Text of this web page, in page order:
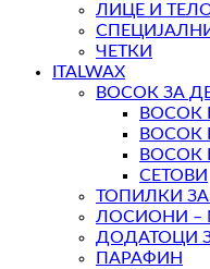
ЛИЦЕ И
ЧЕТКИ
ITALWAX
ВОСОК ЗА
ВОСОК
ВОСОК
ВОСОК
СЕТОВИ
ТОПИЛКИ
ЛОСИОНИ –
ДОДАТОЦИ
ПАРАФИН